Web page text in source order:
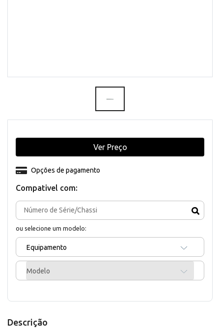
Compativel com:
ou selecione um modelo:
Equipamento
Modelo
Opções de pagamento
Ver Preço
Descrição